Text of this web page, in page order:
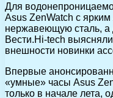
Для
Asus ZenWatch с
нержавеющую сталь, а
Вести.Hi-tech
внешности новинки
Впервые
«умные» часы Asus
только в начале лета,